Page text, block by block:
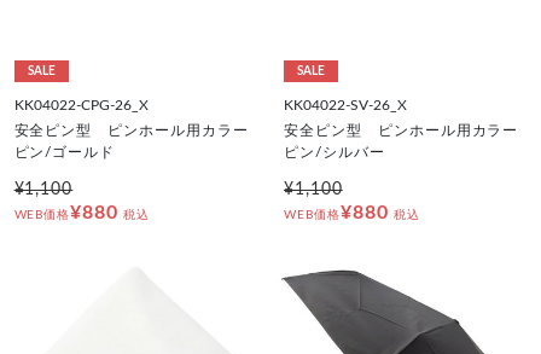
SALE
KK04022-CPG-26_X
安全ピン型 ピンホール用カラー
ピン/ゴールド
¥1,100
WEB価格¥880 税込
SALE
KK04022-SV-26_X
安全ピン型 ピンホール用カラー
ピン/シルバー
¥1,100
WEB価格¥880 税込